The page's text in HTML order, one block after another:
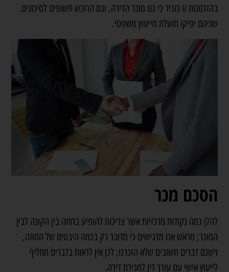
בהזדמנות זו נזכיר כי גם מוכר הדירה, וגם הרוכש חשופים לסיכונים.
שניהם יפיקו תועלת מייעוץ משפטי.
הסכם מכר
להלן כמה נקודות מרכזיות אשר צריכות להופיע בחוזה בין הקונה לבין
המוכר; מראש אנו מדגישים כי מדובר רק בכמה היבטים של החוזה,
וישנם דברים חשובים שלא הזכרנו; לכן אין לראות בדברים תחליף
לייעוץ אישי עם עורך דין למכירת דירה.